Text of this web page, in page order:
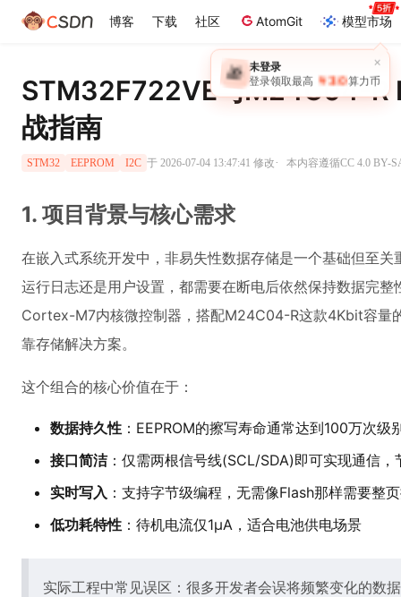
博客 下载 社区 AtomGit 模型市场
×
🎁 未登录
登录领取最高 ￥30 算力币
STM32F722VE与M24C04-R
战指南
STM32 EEPROM I2C 于 2026-07-04 13:47:41 修改· 本内容遵循CC 4.0 BY-
1. 项目背景与核心需求
在嵌入式系统开发中，非易失性数据存储是一个基础但至
运行日志还是用户设置，都需要在断电后依然保持数据完
Cortex-M7内核微控制器，搭配M24C04-R这款4Kbit容量
靠存储解决方案。
这个组合的核心价值在于：
数据持久性 ：EEPROM的擦写寿命通常达到100万次级
接口简洁：仅需两根信号线(SCL/SDA)即可实现通信，
实时写入 ：支持字节级编程，无需像Flash那样需要整
低功耗特性 ：待机电流仅1μA，适合电池供电场景
实际工程中常见误区：很多开发者会误将频繁变化的数